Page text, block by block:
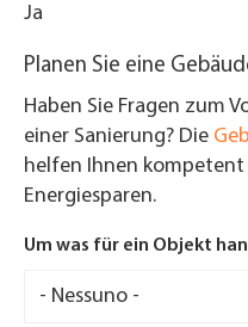
Ja
Planen Sie eine
Haben Sie Fragen zum
einer Sanierung? Die
helfen Ihnen
Energiesparen.
Um was für ein Objekt